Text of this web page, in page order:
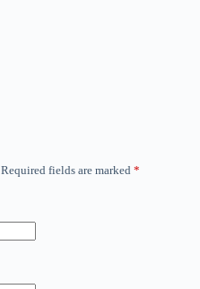
Required fields are marked *